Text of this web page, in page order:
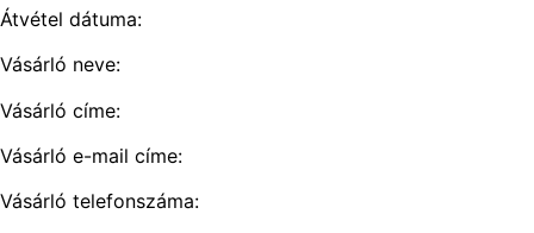
Átvétel dátuma:
Vásárló neve:
Vásárló címe:
Vásárló e-mail címe:
Vásárló telefonszáma: